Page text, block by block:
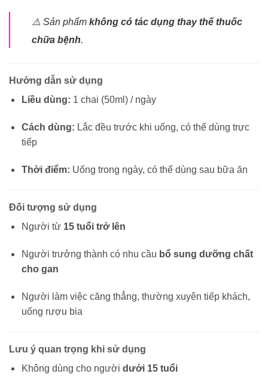
⚠️ Sản phẩm không có tác dụng thay thế thuốc
chữa bệnh.
Hướng dẫn sử dụng
Liều dùng: 1 chai (50ml) / ngày
Cách dùng: Lắc đều trước khi uống, có thể dùng trực
tiếp
Thời điểm: Uống trong ngày, có thể dùng sau bữa ăn
Đối tượng sử dụng
Người từ 15 tuổi trở lên
Người trưởng thành có nhu cầu bổ sung dưỡng chất
cho gan
Người làm việc căng thẳng, thường xuyên tiếp khách,
uống rượu bia
Lưu ý quan trọng khi sử dụng
Không dùng cho người dưới 15 tuổi